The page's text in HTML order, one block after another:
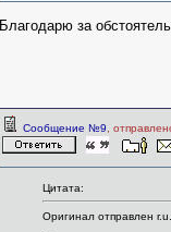
Благодарю за
Сообщение №9 ,
Цитата:
Оригинал отправлен